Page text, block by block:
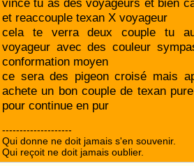
vince tu as des voyageurs et bien
et reaccouple texan X voyageur
cela te verra deux couple tu
voyageur avec des couleur
conformation moyen
ce sera des pigeon croisé mais
achete un bon couple de texan
pour continue en pur
--------------------
Qui donne ne doit jamais s'en souvenir.
Qui reçoit ne doit jamais oublier.